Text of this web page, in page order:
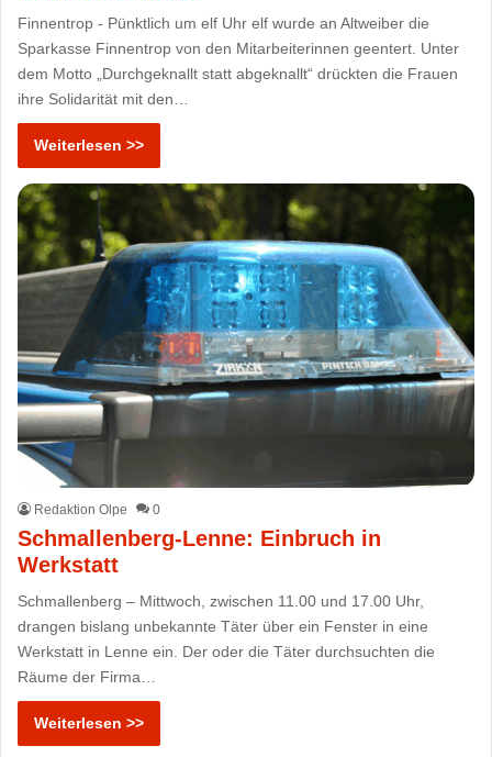
Finnentrop - Pünktlich um elf Uhr elf wurde an Altweiber die
Sparkasse Finnentrop von den Mitarbeiterinnen geentert. Unter
dem Motto „Durchgeknallt statt abgeknallt“ drückten die Frauen
ihre Solidarität mit den…
Weiterlesen >>
Redaktion Olpe 0
Schmallenberg-Lenne: Einbruch in
Werkstatt
Schmallenberg – Mittwoch, zwischen 11.00 und 17.00 Uhr,
drangen bislang unbekannte Täter über ein Fenster in eine
Werkstatt in Lenne ein. Der oder die Täter durchsuchten die
Räume der Firma…
Weiterlesen >>